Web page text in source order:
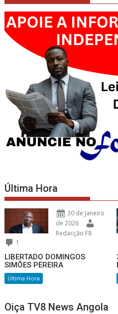
Última Hora
30 de Janeiro
de 2026
Redacção F8
1
LIBERTADO DOMINGOS
SIMÕES PEREIRA
Última Hora
Oiça TV8 News Angola